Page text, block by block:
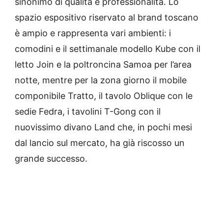
spazio espositivo riservato al brand toscano
è ampio e rappresenta vari ambienti: i
comodini e il settimanale modello Kube con il
letto Join e la poltroncina Samoa per l’area
notte, mentre per la zona giorno il mobile
componibile Tratto, il tavolo Oblique con le
sedie Fedra, i tavolini T-Gong con il
nuovissimo divano Land che, in pochi mesi
dal lancio sul mercato, ha già riscosso un
grande successo.